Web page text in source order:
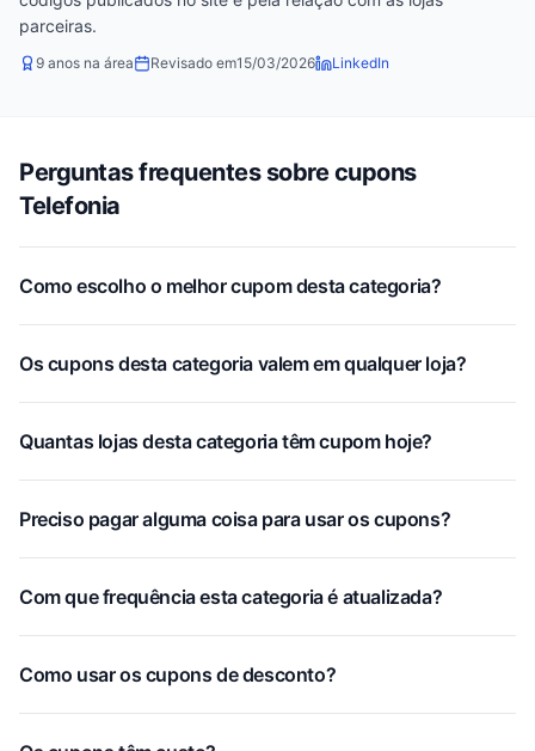
parceiras.
9 anos na área Revisado em15/03/2026 LinkedIn
Perguntas frequentes sobre cupons
Telefonia
Como escolho o melhor cupom desta categoria?
Os cupons desta categoria valem em qualquer loja?
Quantas lojas desta categoria têm cupom hoje?
Preciso pagar alguma coisa para usar os cupons?
Com que frequência esta categoria é atualizada?
Como usar os cupons de desconto?